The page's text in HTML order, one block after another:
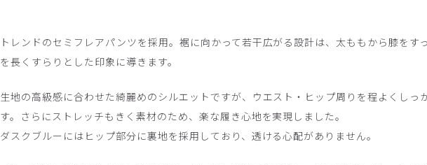
トレンドのセミフレアパンツを採用。裾に向かって若干広がる設計は、太ももから膝をす
を長くすらりとした印象に導きます。
生地の高級感に合わせた綺麗めのシルエットですが、ウエスト・ヒップ周りを程よくしっ
す。さらにストレッチもきく素材のため、楽な履き心地を実現しました。
ダスクブルーにはヒップ部分に裏地を採用しており、透ける心配がありません。